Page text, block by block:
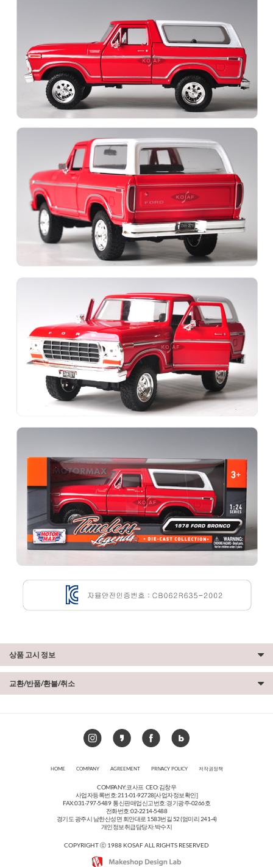
상품 고시 정보
교환/반품/환불/취소
HOME COMPANY AGREEMENT PRIVACY POLICY 저작권정책
COMPANY:코사프 CEO:김창우
사업자등록번호:211-01-92728[사업자정보확인]
FAX:031-797-5489 통신판매업신고번호:경기광주-0266호
전화번호:02-2214-5488
경기도 광주시 남한산성면 회안대로 1583번길 52 (엄미리 241-4)
개인정보취급담당자:박수지
COPYRIGHT ⓒ 1988 KOSAF ALL RIGHTS RESERVED